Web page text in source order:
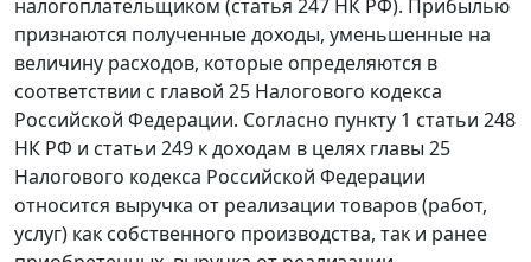
налогоплательщиком (статья 247 НК РФ). Прибылью
признаются полученные доходы, уменьшенные на
величину расходов, которые определяются в
соответствии с главой 25 Налогового кодекса
Российской Федерации. Согласно пункту 1 статьи 248
НК РФ и статьи 249 к доходам в целях главы 25
Налогового кодекса Российской Федерации
относится выручка от реализации товаров (работ,
услуг) как собственного производства, так и ранее